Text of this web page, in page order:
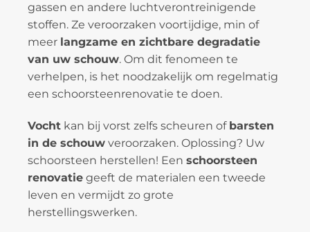
gassen en andere luchtverontreinigende
stoffen. Ze veroorzaken voortijdige, min of
meer langzame en zichtbare degradatie
van uw schouw. Om dit fenomeen te
verhelpen, is het noodzakelijk om regelmatig
een schoorsteenrenovatie te doen.
Vocht kan bij vorst zelfs scheuren of barsten
in de schouw veroorzaken. Oplossing? Uw
schoorsteen herstellen! Een schoorsteen
renovatie geeft de materialen een tweede
leven en vermijdt zo grote
herstellingswerken.